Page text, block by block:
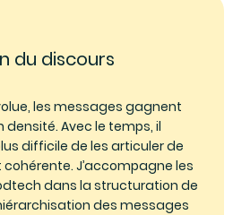
du discours
les messages gagnent
Avec le temps, il
difficile de les articuler de
J’accompagne les
dans la structuration de
des messages